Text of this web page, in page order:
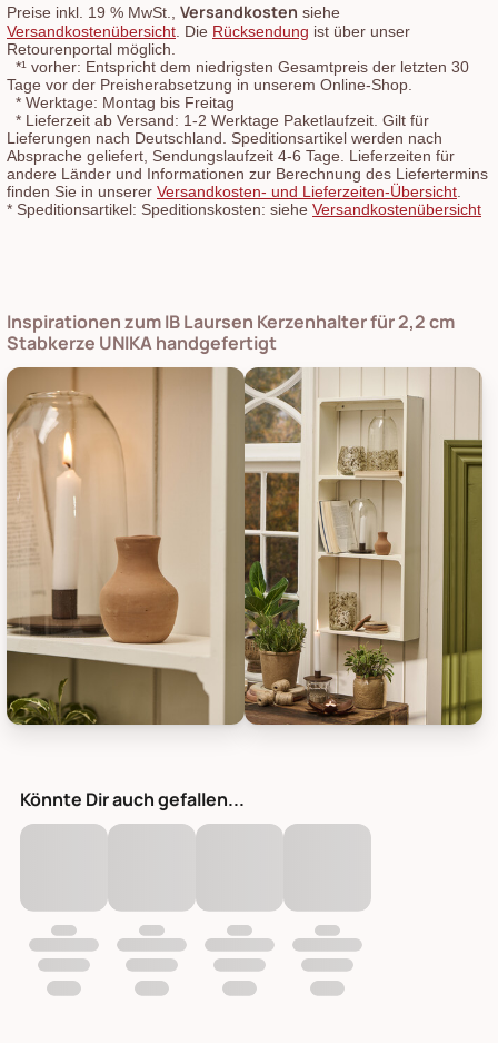
Preise inkl. 19 % MwSt., Versandkosten siehe
Versandkostenübersicht. Die Rücksendung ist über unser
Retourenportal möglich.
*¹ vorher: Entspricht dem niedrigsten Gesamtpreis der letzten 30
Tage vor der Preisherabsetzung in unserem Online-Shop.
* Werktage: Montag bis Freitag
* Lieferzeit ab Versand: 1-2 Werktage Paketlaufzeit. Gilt für
Lieferungen nach Deutschland. Speditionsartikel werden nach
Absprache geliefert, Sendungslaufzeit 4-6 Tage. Lieferzeiten für
andere Länder und Informationen zur Berechnung des Liefertermins
finden Sie in unserer Versandkosten- und Lieferzeiten-Übersicht.
* Speditionsartikel: Speditionskosten: siehe Versandkostenübersicht
Inspirationen zum IB Laursen Kerzenhalter für 2,2 cm
Stabkerze UNIKA handgefertigt
Könnte Dir auch gefallen...